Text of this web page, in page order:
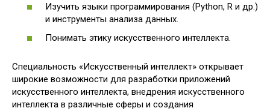
Изучить языки программирования (Python, R и др.)
и инструменты анализа данных.
Понимать этику искусственного интеллекта.
Специальность «Искусственный интеллект» открывает
широкие возможности для разработки приложений
искусственного интеллекта, внедрения искусственного
интеллекта в различные сферы и создания